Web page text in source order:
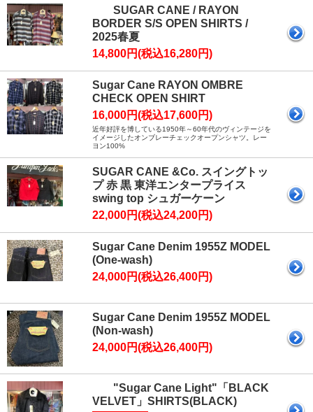
SUGAR CANE / RAYON
BORDER S/S OPEN SHIRTS /
2025春夏
14,800円(税込16,280円)
Sugar Cane RAYON OMBRE
CHECK OPEN SHIRT
16,000円(税込17,600円)
近年好評を博している1950年～60年代のヴィンテージを
イメージしたオンブレーチェックオープンシャツ。レー
ヨン100%
SUGAR CANE &Co. スイングトッ
プ 赤 黒 東洋エンタープライス
swing top シュガーケーン
22,000円(税込24,200円)
Sugar Cane Denim 1955Z MODEL
(One-wash)
24,000円(税込26,400円)
Sugar Cane Denim 1955Z MODEL
(Non-wash)
24,000円(税込26,400円)
"Sugar Cane Light"「BLACK
VELVET」SHIRTS(BLACK)